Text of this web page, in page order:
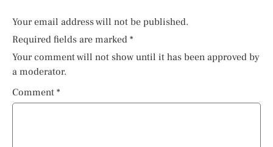
Your email address will not be published.
Required fields are marked *
Your comment will not show until it has been approved by
a moderator.
Comment *